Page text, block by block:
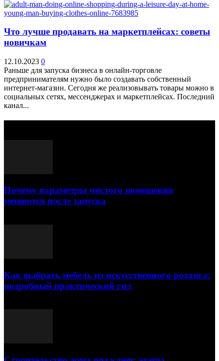
Что лучше продавать на маркетплейсах: советы
новичкам
12.10.2023 0
Раньше для запуска бизнеса в онлайн-торговле
предпринимателям нужно было создавать собственный
интернет-магазин. Сегодня же реализовывать товары можно в
социальных сетях, мессенджерах и маркетплейсах. Последний
канал...
Почему параметры чистого помещения
меняются после запуска
Как выбрать мебель из искусственного ротанга:
подробный практический гид